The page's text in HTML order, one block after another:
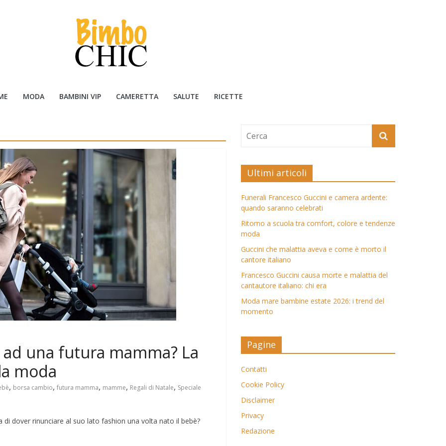
MODA BAMBINI VIP CAMERETTA SALUTE RICETTE
una futura mamma? La
moda
, borsa cambio, futura mamma, mamme, Regali di Natale, Speciale
dover rinunciare al suo lato fashion una volta nato il bebè?
Ultimi articoli
Funerali Francesco Guccini e camera ardente:
quando saranno celebrati
Ritorno a scuola tra comfort, colore e tendenze
moda
Guccini che malattia aveva e come è morto il
cantore italiano
Francesco Guccini causa morte e malattia del
cantautore italiano: chi era
Moda mare bambine estate 2026: i trend del
momento
Pagine
Contatti
Cookie Policy
Disclaimer
Privacy
Redazione